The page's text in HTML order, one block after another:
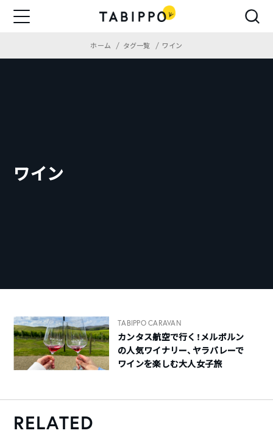
ホーム タグ一覧 ワイン
ワイン
TABIPPO CARAVAN
カンタス航空で行く！メルボルン
の人気ワイナリー、ヤラバレーで
ワインを楽しむ大人女子旅
RELATED